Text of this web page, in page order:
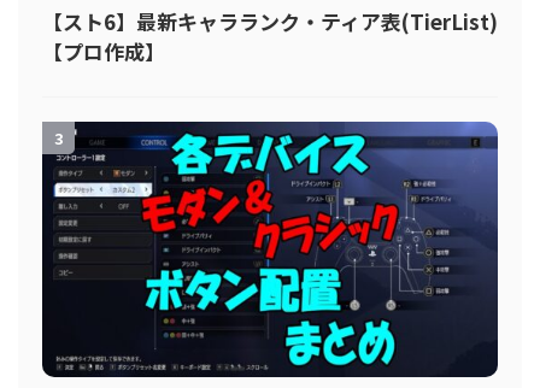
【スト6】最新キャラランク・ティア表(TierList)
【プロ作成】
3